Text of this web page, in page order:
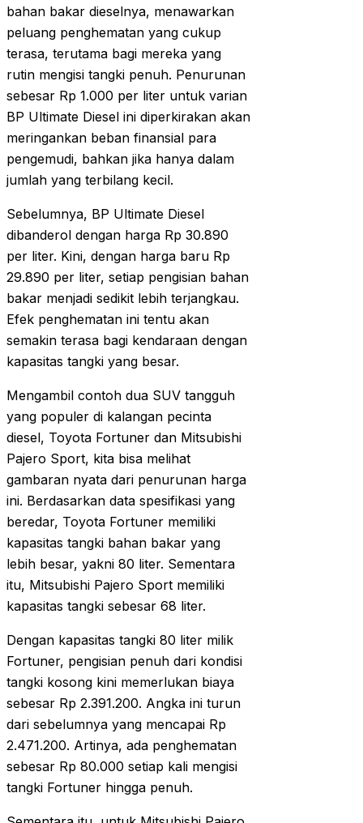
bahan bakar dieselnya, menawarkan
peluang penghematan yang cukup
terasa, terutama bagi mereka yang
rutin mengisi tangki penuh. Penurunan
sebesar Rp 1.000 per liter untuk varian
BP Ultimate Diesel ini diperkirakan akan
meringankan beban finansial para
pengemudi, bahkan jika hanya dalam
jumlah yang terbilang kecil.
Sebelumnya, BP Ultimate Diesel
dibanderol dengan harga Rp 30.890
per liter. Kini, dengan harga baru Rp
29.890 per liter, setiap pengisian bahan
bakar menjadi sedikit lebih terjangkau.
Efek penghematan ini tentu akan
semakin terasa bagi kendaraan dengan
kapasitas tangki yang besar.
Mengambil contoh dua SUV tangguh
yang populer di kalangan pecinta
diesel, Toyota Fortuner dan Mitsubishi
Pajero Sport, kita bisa melihat
gambaran nyata dari penurunan harga
ini. Berdasarkan data spesifikasi yang
beredar, Toyota Fortuner memiliki
kapasitas tangki bahan bakar yang
lebih besar, yakni 80 liter. Sementara
itu, Mitsubishi Pajero Sport memiliki
kapasitas tangki sebesar 68 liter.
Dengan kapasitas tangki 80 liter milik
Fortuner, pengisian penuh dari kondisi
tangki kosong kini memerlukan biaya
sebesar Rp 2.391.200. Angka ini turun
dari sebelumnya yang mencapai Rp
2.471.200. Artinya, ada penghematan
sebesar Rp 80.000 setiap kali mengisi
tangki Fortuner hingga penuh.